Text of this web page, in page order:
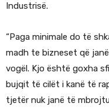
Industrisë.
“Paga minimale do të
madh te bizneset që
vogël. Kjo është goxha
bujqit të cilët i kanë të
tjetër nuk janë të